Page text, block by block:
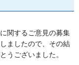
関するご意見の募集
ましたので、その結
うございました。